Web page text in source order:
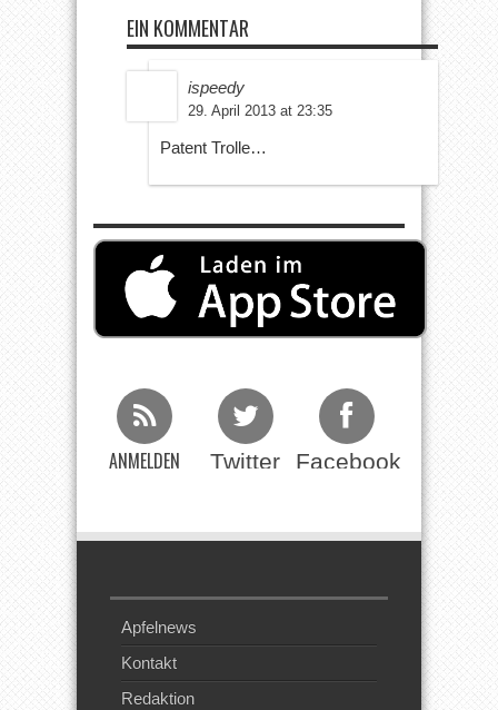
EIN KOMMENTAR
ispeedy
29. April 2013 at 23:35
Patent Trolle…
ANMELDEN Twitter Facebook
Apfelnews
Kontakt
Redaktion